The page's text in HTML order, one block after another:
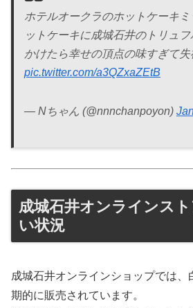
ホテルオークラのホットケーキ
ットケーキに成城石井のトリュ
かけたら幸せの頂点の味すぎて失
pic.twitter.com/a3QZxaZEtB
— Nちゃん (@nnnchanpoyon)
成城石井オンラインス
い状況
成城石井オンラインショップでは、
期的に販売されています。